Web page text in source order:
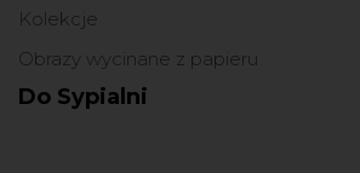
Kolekcje
Obrazy wycinane z papieru
Do Sypialni